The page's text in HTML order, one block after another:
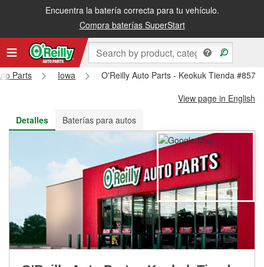
Encuentra la batería correcta para tu vehículo.
Compra baterías SuperStart
Recibe tu orden gratis al día siguiente o recógela en la tienda
Parts Iowa
O'Reilly Auto Parts - Keokuk Tienda #857
View page in English
Detalles
Baterías para autos